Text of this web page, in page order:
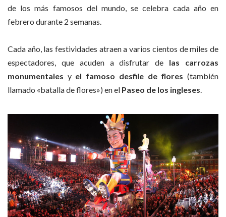
de los más famosos del mundo, se celebra cada año en
febrero durante 2 semanas.
Cada año, las festividades atraen a varios cientos de miles de
espectadores, que acuden a disfrutar de las carrozas
monumentales y el famoso desfile de flores (también
llamado «batalla de flores») en el Paseo de los ingleses.